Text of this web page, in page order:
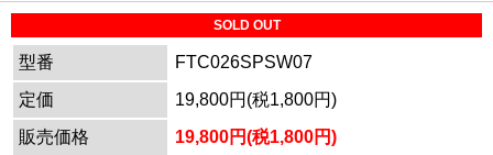
SOLD OUT
型番
FTC026SPSW07
定価
19,800円(税1,800円)
販売価格
19,800円(税1,800円)